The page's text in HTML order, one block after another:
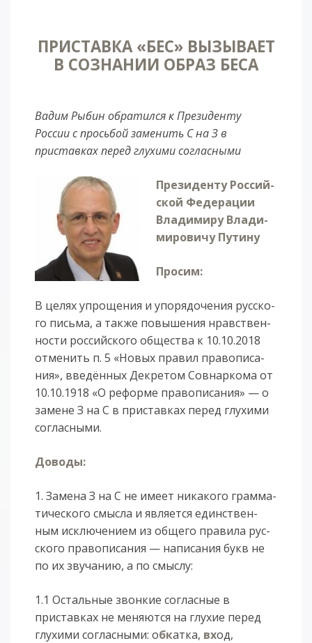
ПРИСТАВКА «БЕС» ВЫЗЫВАЕТ
В СОЗНАНИИ ОБРАЗ БЕСА
Вадим Рыбин обратился к Президенту
России с просьбой заменить С на З в
приставках перед глухими согласными
Пре­зи­ден­ту Рос­сий­
ской Фе­де­ра­ции
Вла­ди­ми­ру Вла­ди­
ми­ро­ви­чу Пу­ти­ну
Про­сим:
В це­лях упро­ще­ния и упо­ря­до­че­ния рус­ско­
го пись­ма, а так­же по­вы­ше­ния нравст­вен­
нос­ти рос­сий­ско­го об­щест­ва к 10.10.2018
от­ме­нить п. 5 «Но­вых пра­вил пра­во­пи­са­
ния», вве­дён­ных Дек­ре­том Сов­нар­ко­ма от
10.10.1918 «О ре­фор­ме пра­во­пи­са­ния» — о
за­ме­не З на С в при­став­ках пе­ред глу­хи­ми
со­глас­ны­ми.
До­во­ды:
1. За­ме­на З на С не име­ет ни­ка­ко­го грам­ма­
ти­чес­ко­го смыс­ла и яв­ля­ет­ся единст­вен­
ным ис­клю­че­ни­ем из об­ще­го пра­ви­ла рус­
ско­го пра­во­пи­са­ния — на­пи­са­ния букв не
по их зву­ча­нию, а по смыс­лу:
1.1 Остальные звонкие согласные в
приставках не меняются на глухие перед
глухими согласными: обкатка, вход,